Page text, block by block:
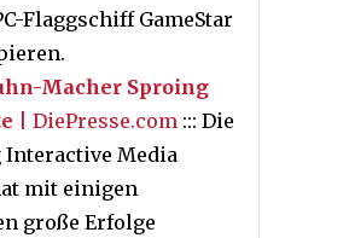
Flaggschiff GameStar
Macher Sproing
| DiePresse.com ::: Die
Interactive Media
mit einigen
große Erfolge